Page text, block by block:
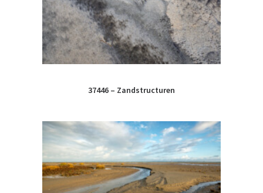
37446 – Zandstructuren